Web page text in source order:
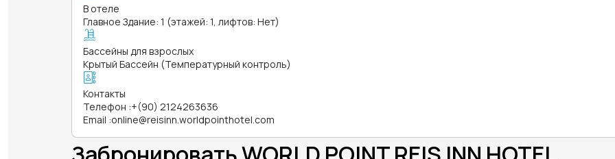
В отеле
Главное Здание: 1 (этажей: 1, лифтов: Нет)
Бассейны для взрослых
Крытый Бассейн (Температурный контроль)
Контакты
Телефон :+(90) 2124263636
Email :online@reisinn.worldpointhotel.com